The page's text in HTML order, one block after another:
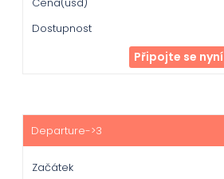
Připojte se nyní